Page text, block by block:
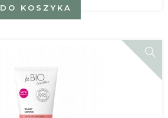
DO KOSZYKA